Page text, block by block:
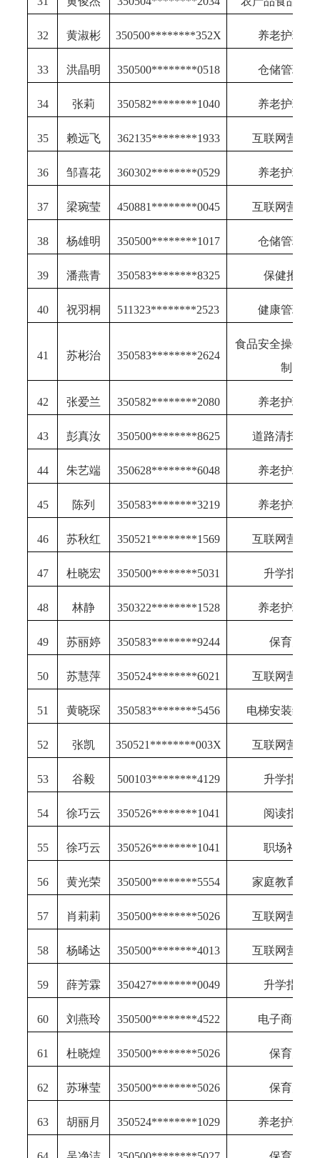
32 黄淑彬 350500********352X 养老护理员
33 洪晶明 350500********0518 仓储管理员
34 张莉 350582********1040 养老护理员
35 赖远飞 362135********1933 互联网营销师
36 邹喜花 360302********0529 养老护理员
37 梁琬莹 450881********0045 互联网营销师
38 杨雄明 350500********1017 仓储管理员
39 潘燕青 350583********8325 保健推拿
40 祝羽桐 511323********2523 健康管理师
41 苏彬治 350583********2624
食品安全操作规
制
42 张爱兰 350582********2080 养老护理员
43 彭真汝 350500********8625 道路清扫保洁
44 朱艺端 350628********6048 养老护理员
45 陈列 350583********3219 养老护理员
46 苏秋红 350521********1569 互联网营销师
47 杜晓宏 350500********5031 升学指导
48 林静 350322********1528 养老护理员
49 苏丽婷 350583********9244 保育师
50 苏慧萍 350524********6021 互联网营销师
51 黄晓琛 350583********5456 电梯安装维修
52 张凯 350521********003X 互联网营销师
53 谷毅 500103********4129 升学指导
54 徐巧云 350526********1041 阅读指导
55 徐巧云 350526********1041 职场礼仪
56 黄光荣 350500********5554 家庭教育指导
57 肖莉莉 350500********5026 互联网营销师
58 杨晞达 350500********4013 互联网营销师
59 薛芳霖 350427********0049 升学指导
60 刘燕玲 350500********4522 电子商务师
61 杜晓煌 350500********5026 保育师
62 苏琳莹 350500********5026 保育师
63 胡丽月 350524********1029 养老护理员